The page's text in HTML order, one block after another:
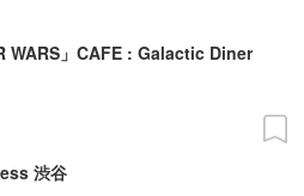
WARS」CAFE : Galactic Diner
渋谷